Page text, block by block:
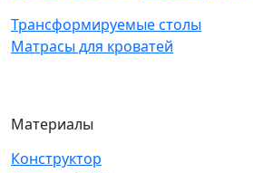
Трансформируемые столы
Матрасы для кроватей
Материалы
Конструктор